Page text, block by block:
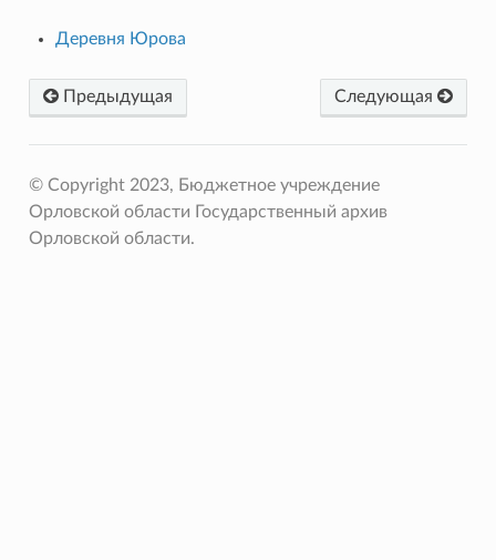
Деревня Юрова
Предыдущая Следующая
© Copyright 2023, Бюджетное учреждение
Орловской области Государственный архив
Орловской области.